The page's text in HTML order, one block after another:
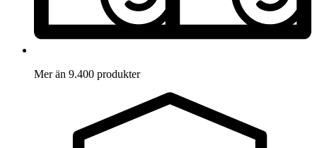
Mer än 9.400 produkter